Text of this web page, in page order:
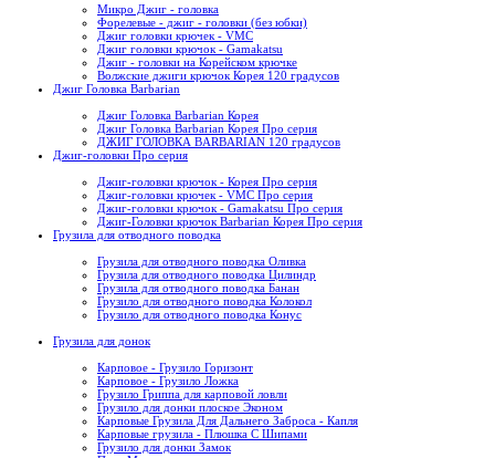
Микро Джиг - головка
Форелевые - джиг - головки (без юбки)
Джиг головки крючек - VMC
Джиг головки крючок - Gamakatsu
Джиг - головки на Корейском крючке
Волжские джиги крючок Корея 120 градусов
Джиг Головка Barbarian
Джиг Головка Barbarian Корея
Джиг Головка Barbarian Корея Про серия
ДЖИГ ГОЛОВКА BARBARIAN 120 градусов
Джиг-головки Про серия
Джиг-головки крючок - Корея Про серия
Джиг-головки крючек - VMC Про серия
Джиг-головки крючок - Gamakatsu Про серия
Джиг-Головки крючок Barbarian Корея Про серия
Грузила для отводного поводка
Грузила для отводного поводка Оливка
Грузила для отводного поводка Цилиндр
Грузила для отводного поводка Банан
Грузило для отводного поводка Колокол
Грузило для отводного поводка Конус
Грузила для донок
Карповое - Грузило Горизонт
Карповое - Грузило Ложка
Грузило Гриппа для карповой ловли
Грузило для донки плоское Эконом
Карповые Грузила Для Дальнего Заброса - Капля
Карповые грузила - Плюшка С Шипами
Грузило для донки Замок